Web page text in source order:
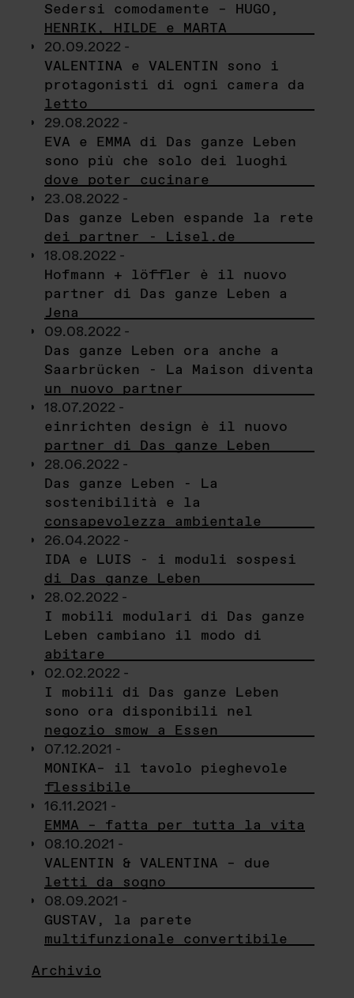
Sedersi comodamente – HUGO,
HENRIK, HILDE e MARTA
20.09.2022 -
VALENTINA e VALENTIN sono i
protagonisti di ogni camera da
letto
29.08.2022 -
EVA e EMMA di Das ganze Leben
sono più che solo dei luoghi
dove poter cucinare
23.08.2022 -
Das ganze Leben espande la rete
dei partner - Lisel.de
18.08.2022 -
Hofmann + löffler è il nuovo
partner di Das ganze Leben a
Jena
09.08.2022 -
Das ganze Leben ora anche a
Saarbrücken - La Maison diventa
un nuovo partner
18.07.2022 -
einrichten design è il nuovo
partner di Das ganze Leben
28.06.2022 -
Das ganze Leben - La
sostenibilità e la
consapevolezza ambientale
26.04.2022 -
IDA e LUIS - i moduli sospesi
di Das ganze Leben
28.02.2022 -
I mobili modulari di Das ganze
Leben cambiano il modo di
abitare
02.02.2022 -
I mobili di Das ganze Leben
sono ora disponibili nel
negozio smow a Essen
07.12.2021 -
MONIKA– il tavolo pieghevole
flessibile
16.11.2021 -
EMMA – fatta per tutta la vita
08.10.2021 -
VALENTIN & VALENTINA – due
letti da sogno
08.09.2021 -
GUSTAV, la parete
multifunzionale convertibile
Archivio